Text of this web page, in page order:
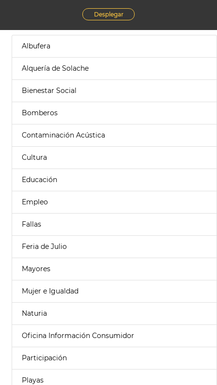
Desplegar
Albufera
Alquería de Solache
Bienestar Social
Bomberos
Contaminación Acústica
Cultura
Educación
Empleo
Fallas
Feria de Julio
Mayores
Mujer e Igualdad
Naturia
Oficina Información Consumidor
Participación
Playas